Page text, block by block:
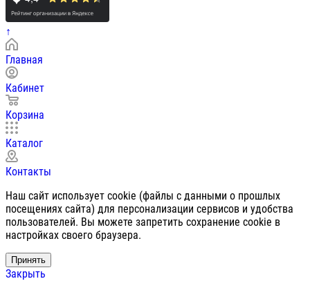
↑
Главная
Кабинет
Корзина
Каталог
Контакты
Наш сайт использует cookie (файлы с данными о прошлых
посещениях сайта) для персонализации сервисов и удобства
пользователей. Вы можете запретить сохранение cookie в
настройках своего браузера.
Принять
Закрыть